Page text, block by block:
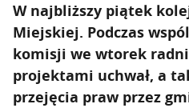
W najbliższy piątek
Miejskiej. Podczas
komisji we wtorek
projektami uchwał, a
przejęcia praw przez